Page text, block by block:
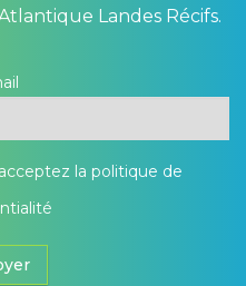
Landes Récifs.
la politique de